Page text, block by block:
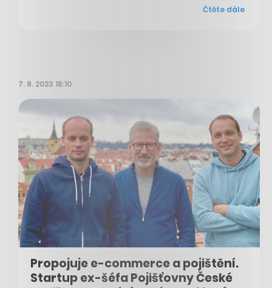
Čtěte dále
7. 8. 2023 18:10
Propojuje e-commerce a pojištění.
Startup ex-šéfa Pojišťovny České